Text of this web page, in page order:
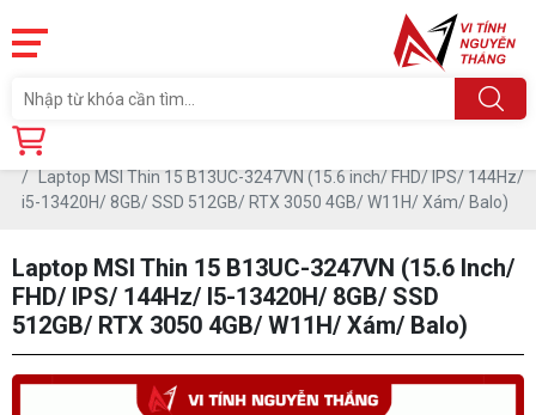
Trang chủ
Laptop MSI Thin 15 B13UC-3247VN (15.6 inch/ FHD/ IPS/ 144Hz/
i5-13420H/ 8GB/ SSD 512GB/ RTX 3050 4GB/ W11H/ Xám/ Balo)
Laptop MSI Thin 15 B13UC-3247VN (15.6 Inch/
FHD/ IPS/ 144Hz/ I5-13420H/ 8GB/ SSD
512GB/ RTX 3050 4GB/ W11H/ Xám/ Balo)